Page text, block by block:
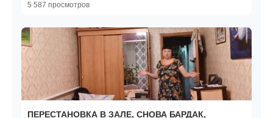
5 587 просмотров
ПЕРЕСТАНОВКА В ЗАЛЕ, СНОВА БАРДАК,